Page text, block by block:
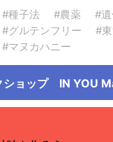
#種子法 #農薬
#遺
#グルテンフリー
#
#マヌカハニー
ショップ IN YOU